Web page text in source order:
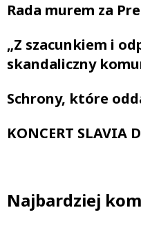
Rada murem za
„Z szacunkiem i
skandaliczny
Schrony, które
KONCERT SLAVIA
Najbardziej